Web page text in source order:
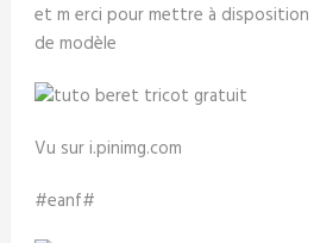
et m erci pour mettre à disposition
de modèle
Vu sur i.pinimg.com
#eanf#